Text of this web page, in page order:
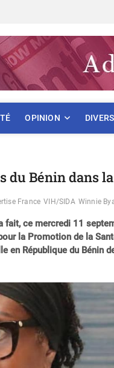
OPINION DIVERS
du Bénin dans
France VIH/SIDA Winnie
fait, ce mercredi 11
la Promotion de la
en République du Bénin